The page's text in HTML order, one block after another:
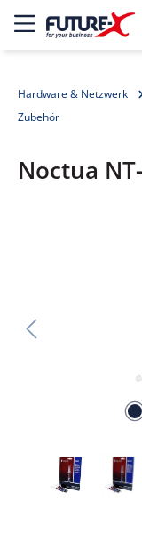
Hardware & Netzwerk
Zubehör
Noctua